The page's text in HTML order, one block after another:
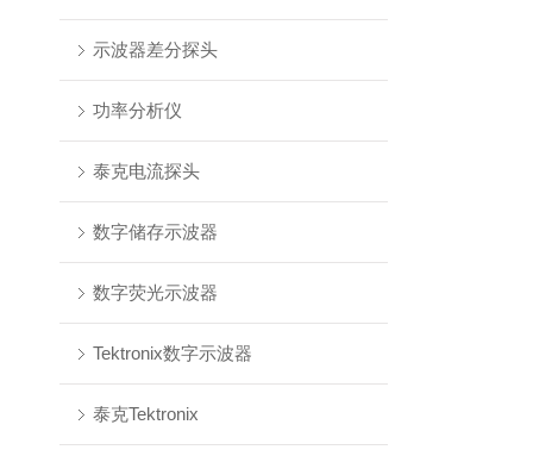
示波器差分探头
功率分析仪
泰克电流探头
数字储存示波器
数字荧光示波器
Tektronix数字示波器
泰克Tektronix